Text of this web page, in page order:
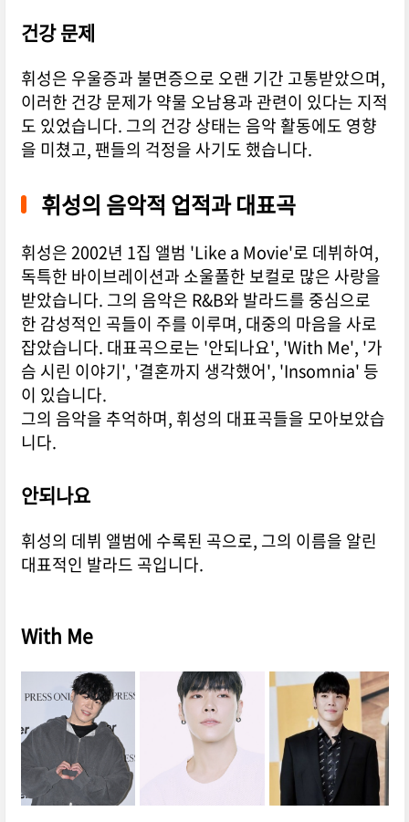
건강 문제
휘성은 우울증과 불면증으로 오랜 기간 고통받았으며,
이러한 건강 문제가 약물 오남용과 관련이 있다는 지적
도 있었습니다. 그의 건강 상태는 음악 활동에도 영향
을 미쳤고, 팬들의 걱정을 사기도 했습니다.
휘성의 음악적 업적과 대표곡
휘성은 2002년 1집 앨범 'Like a Movie'로 데뷔하여,
독특한 바이브레이션과 소울풀한 보컬로 많은 사랑을
받았습니다. 그의 음악은 R&B와 발라드를 중심으로
한 감성적인 곡들이 주를 이루며, 대중의 마음을 사로
잡았습니다. 대표곡으로는 '안되나요', 'With Me', '가
슴 시린 이야기', '결혼까지 생각했어', 'Insomnia' 등
이 있습니다.
그의 음악을 추억하며, 휘성의 대표곡들을 모아보았습
니다.
안되나요
휘성의 데뷔 앨범에 수록된 곡으로, 그의 이름을 알린
대표적인 발라드 곡입니다.
With Me